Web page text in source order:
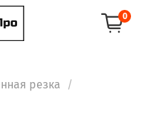
0
резка